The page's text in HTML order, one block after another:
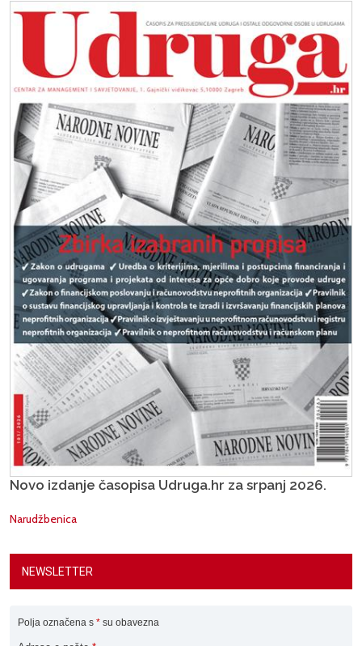
Novo izdanje časopisa Udruga.hr za srpanj 2026.
Narudžbenica
NEWSLETTER
Polja označena s * su obavezna